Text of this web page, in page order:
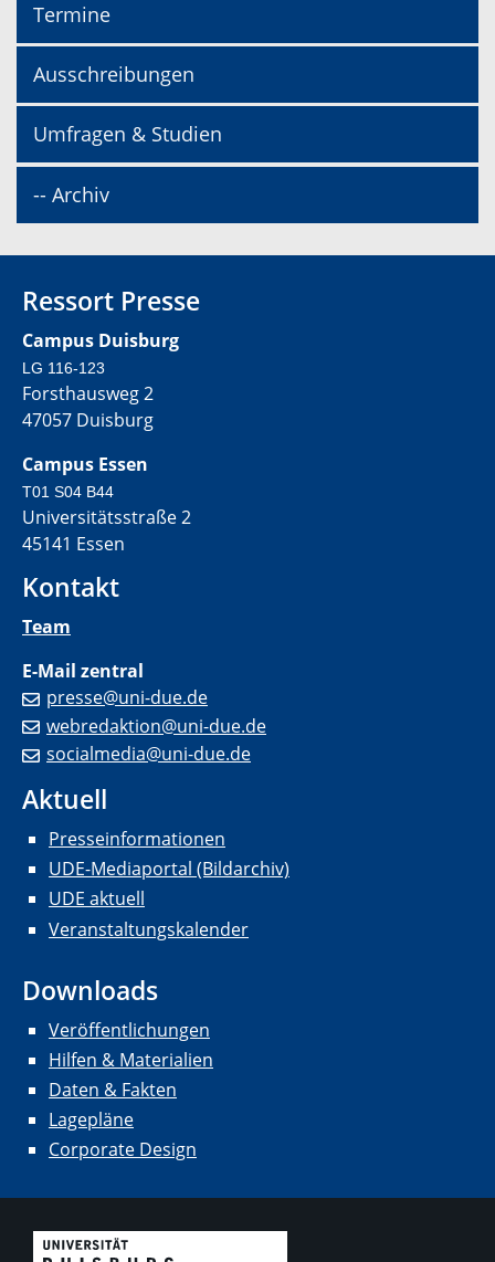
Termine
Ausschreibungen
Umfragen & Studien
-- Archiv
Ressort Presse
Campus Duisburg
LG 116-123
Forsthausweg 2
47057 Duisburg
Campus Essen
T01 S04 B44
Universitätsstraße 2
45141 Essen
Kontakt
Team
E-Mail zentral
presse@uni-due.de
webredaktion@uni-due.de
socialmedia@uni-due.de
Aktuell
Presseinformationen
UDE-Mediaportal (Bildarchiv)
UDE aktuell
Veranstaltungskalender
Downloads
Veröffentlichungen
Hilfen & Materialien
Daten & Fakten
Lagepläne
Corporate Design